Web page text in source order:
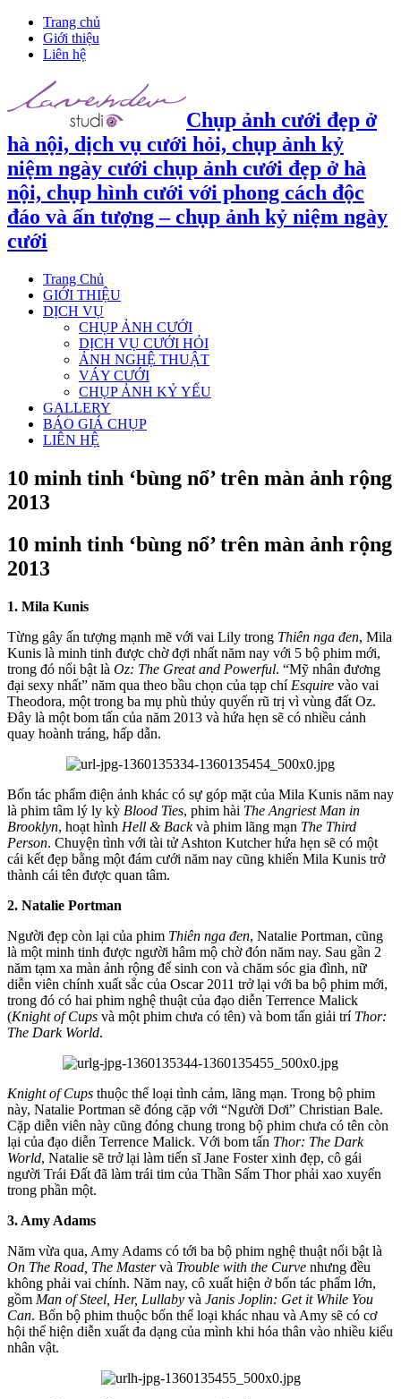
Trang chủ
Giới thiệu
Liên hệ
Chụp ảnh cưới đẹp ở
hà nội, dịch vụ cưới hỏi, chụp ảnh kỷ
niệm ngày cưới chụp ảnh cưới đẹp ở hà
nội, chụp hình cưới với phong cách độc
đáo và ấn tượng – chụp ảnh kỷ niệm ngày
cưới
Trang Chủ
GIỚI THIỆU
DỊCH VỤ
CHỤP ẢNH CƯỚI
DỊCH VỤ CƯỚI HỎI
ẢNH NGHỆ THUẬT
VÁY CƯỚI
CHỤP ẢNH KỶ YẾU
GALLERY
BÁO GIÁ CHỤP
LIÊN HỆ
10 minh tinh ‘bùng nổ’ trên màn ảnh rộng
2013
10 minh tinh ‘bùng nổ’ trên màn ảnh rộng
2013
1. Mila Kunis
Từng gây ấn tượng mạnh mẽ với vai Lily trong Thiên nga đen, Mila
Kunis là minh tinh được chờ đợi nhất năm nay với 5 bộ phim mới,
trong đó nổi bật là Oz: The Great and Powerful. “Mỹ nhân đương
đại sexy nhất” năm qua theo bầu chọn của tạp chí Esquire vào vai
Theodora, một trong ba mụ phù thủy quyến rũ trị vì vùng đất Oz.
Đây là một bom tấn của năm 2013 và hứa hẹn sẽ có nhiều cảnh
quay hoành tráng, hấp dẫn.
Bốn tác phẩm điện ảnh khác có sự góp mặt của Mila Kunis năm nay
là phim tâm lý ly kỳ Blood Ties, phim hài The Angriest Man in
Brooklyn, hoạt hình Hell & Backvà phim lãng mạn The Third
Person. Chuyện tình với tài tử Ashton Kutcher hứa hẹn sẽ có một
cái kết đẹp bằng một đám cưới năm nay cũng khiến Mila Kunis trở
thành cái tên được quan tâm.
2. Natalie Portman
Người đẹp còn lại của phim Thiên nga đen, Natalie Portman, cũng
là một minh tinh được người hâm mộ chờ đón năm nay. Sau gần 2
năm tạm xa màn ảnh rộng để sinh con và chăm sóc gia đình, nữ
diễn viên chính xuất sắc của Oscar 2011 trở lại với ba bộ phim mới,
trong đó có hai phim nghệ thuật của đạo diễn Terrence Malick
(Knight of Cups và một phim chưa có tên) và bom tấn giải trí Thor:
The Dark World.
Knight of Cups thuộc thể loại tình cảm, lãng mạn. Trong bộ phim
này, Natalie Portman sẽ đóng cặp với “Người Dơi” Christian Bale.
Cặp diễn viên này cũng đóng chung trong bộ phim chưa có tên còn
lại của đạo diễn Terrence Malick. Với bom tấn Thor: The Dark
World, Natalie sẽ trở lại làm tiến sĩ Jane Foster xinh đẹp, cô gái
người Trái Đất đã làm trái tim của Thần Sấm Thor phải xao xuyến
trong phần một.
3. Amy Adams
Năm vừa qua, Amy Adams có tới ba bộ phim nghệ thuật nổi bật là
On The Road, The Mastervà Trouble with the Curve nhưng đều
không phải vai chính. Năm nay, cô xuất hiện ở bốn tác phẩm lớn,
gồm Man of Steel, Her, Lullaby và Janis Joplin: Get it While You
Can. Bốn bộ phim thuộc bốn thể loại khác nhau và Amy sẽ có cơ
hội thể hiện diễn xuất đa dạng của mình khi hóa thân vào nhiều kiểu
nhân vật.